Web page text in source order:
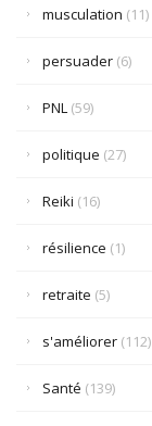
musculation (11)
persuader (6)
PNL (59)
politique (27)
Reiki (16)
résilience (1)
retraite (5)
s'améliorer (112)
Santé (139)